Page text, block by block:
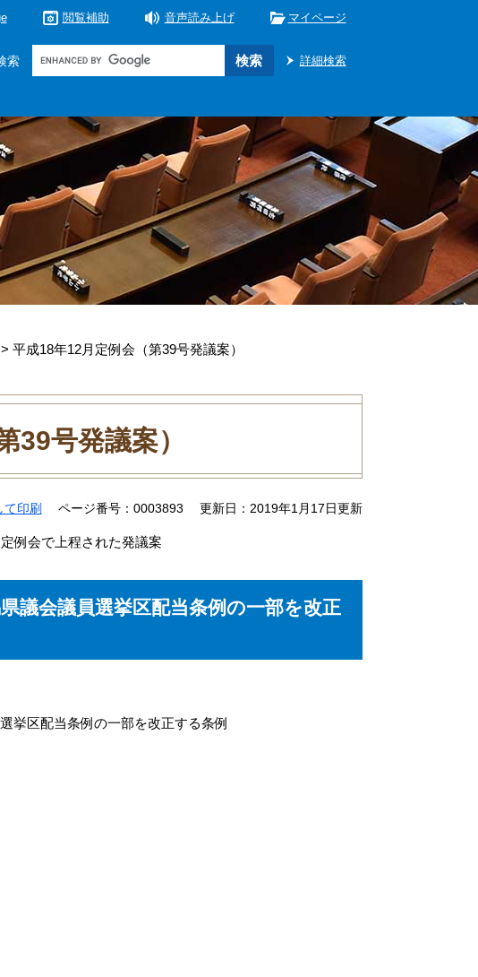
閲覧補助 音声読み上げ マイページ
索
Google
ム
索
詳細検索
> 平成18年12月定例会（第39号発議案）
39号発議案）
印刷 ページ番号：0003893 更新日：2019年1月17日更新
例会で上程された発議案
議会議員選挙区配当条例の一部を改正
挙区配当条例の一部を改正する条例